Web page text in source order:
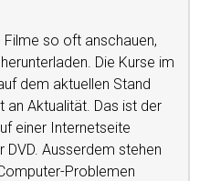
so oft anschauen,
Die Kurse im
dem aktuellen Stand
an Aktualität. Das ist der
einer Internetseite
DVD. Ausserdem stehen
Problemen